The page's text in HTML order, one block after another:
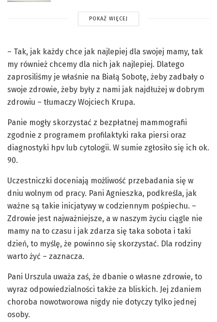
POKAŻ WIĘCEJ
– Tak, jak każdy chce jak najlepiej dla swojej mamy, tak
my również chcemy dla nich jak najlepiej. Dlatego
zaprosiliśmy je właśnie na Białą Sobotę, żeby zadbały o
swoje zdrowie, żeby były z nami jak najdłużej w dobrym
zdrowiu – tłumaczy Wojciech Krupa.
Panie mogły skorzystać z bezpłatnej mammografii
zgodnie z programem profilaktyki raka piersi oraz
diagnostyki hpv lub cytologii. W sumie zgłosiło się ich ok.
90.
Uczestniczki doceniają możliwość przebadania się w
dniu wolnym od pracy. Pani Agnieszka, podkreśla, jak
ważne są takie inicjatywy w codziennym pośpiechu. –
Zdrowie jest najważniejsze, a w naszym życiu ciągle nie
mamy na to czasu i jak zdarza się taka sobota i taki
dzień, to myślę, że powinno się skorzystać. Dla rodziny
warto żyć – zaznacza.
Pani Urszula uważa zaś, że dbanie o własne zdrowie, to
wyraz odpowiedzialności także za bliskich. Jej zdaniem
choroba nowotworowa nigdy nie dotyczy tylko jednej
osoby.